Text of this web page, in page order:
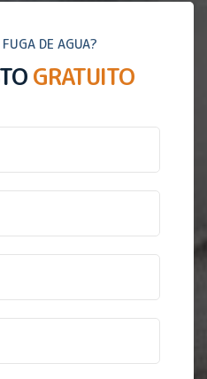
DE AGUA?
GRATUITO